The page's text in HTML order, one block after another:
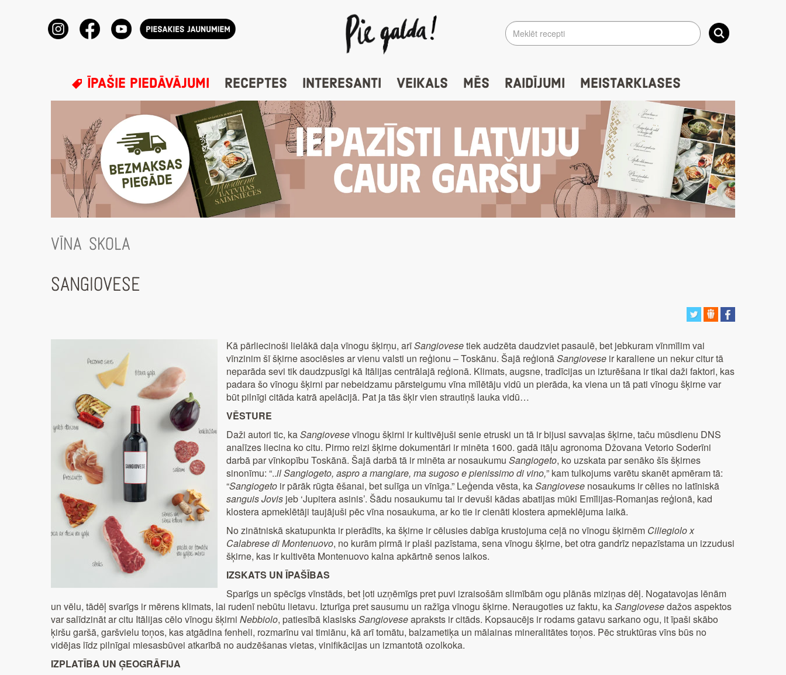
ĪPAŠIE PIEDĀVĀJUMI RECEPTES INTERESANTI VEIKALS MĒS RAIDĪJUMI MEISTARKLASES
VĪNA SKOLA
SANGIOVESE
Kā pārliecinoši lielākā daļa vīnogu šķirņu, arīSangiovesetiek audzēta daudzviet pasaulē, bet jebkuram vīnmīlim vai
vīnzinim šī šķirne asociēsies ar vienu valsti un reģionu – Toskānu. Šajā reģionāSangiovese ir karaliene un nekur citur tā
neparāda sevi tik daudzpusīgi kā Itālijas centrālajā reģionā. Klimats, augsne, tradīcijas un izturēšana ir tikai daži faktori, kas
padara šo vīnogu šķirni par nebeidzamu pārsteigumu vīna mīlētāju vidū un pierāda, ka viena un tā pati vīnogu šķirne var
būt pilnīgi citāda katrā apelācijā. Pat ja tās šķir vien strautiņš lauka vidū…
VĒSTURE
Daži autori tic, kaSangiovesevīnogu šķirni ir kultivējuši senie etruski un tā ir bijusi savvaļas šķirne, taču mūsdienu DNS
analīzes liecina ko citu. Pirmo reizi šķirne dokumentāri ir minēta 1600. gadā itāļu agronoma Džovana Vetorio Soderīni
darbā par vīnkopību Toskānā. Šajā darbā tā ir minēta ar nosaukumu Sangiogeto, ko uzskata par senāko šīs šķirnes
sinonīmu: “..il Sangiogeto, aspro a mangiare, ma sugoso e pienissimo di vino,” kam tulkojums varētu skanēt apmēram tā:
“Sangiogeto ir pārāk rūgta ēšanai, bet sulīga un vīnīga.” Leģenda vēsta, kaSangiovese nosaukums ir cēlies no latīniskā
sanguis Jovis jeb ‘Jupitera asinis’. Šādu nosaukumu tai ir devuši kādas abatijas mūki Emīlijas-Romanjas reģionā, kad
klostera apmeklētāji taujājuši pēc vīna nosaukuma, ar ko tie ir cienāti klostera apmeklējuma laikā.
No zinātniskā skatupunkta ir pierādīts, ka šķirne ir cēlusies dabīga krustojuma ceļā no vīnogu šķirnēm Ciliegiolo x
Calabrese di Montenuovo, no kurām pirmā ir plaši pazīstama, sena vīnogu šķirne, bet otra gandrīz nepazīstama un izzudusi
šķirne, kas ir kultivēta Montenuovo kalna apkārtnē senos laikos.
IZSKATS UN ĪPAŠĪBAS
Sparīgs un spēcīgs vīnstāds, bet ļoti uzņēmīgs pret puvi izraisošām slimībām ogu plānās miziņas dēļ. Nogatavojas lēnām
un vēlu, tādēļ svarīgs ir mērens klimats, lai rudenī nebūtu lietavu. Izturīga pret sausumu un ražīga vīnogu šķirne. Neraugoties uz faktu, kaSangiovesedažos aspektos
var salīdzināt ar citu Itālijas cēlo vīnogu šķirni Nebbiolo, patiesībā klasisksSangioveseapraksts ir citāds. Kopsaucējs ir rodams gatavu sarkano ogu, it īpaši skābo
ķiršu garšā, garšvielu toņos, kas atgādina fenheli, rozmarīnu vai timiānu, kā arī tomātu, balzametiķa un mālainas mineralitātes toņos. Pēc struktūras vīns būs no
vidējas līdz pilnīgai miesasbūvei atkarībā no audzēšanas vietas, vinifikācijas un izmantotā ozolkoka.
IZPLATĪBA UN ĢEOGRĀFIJA